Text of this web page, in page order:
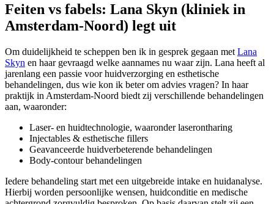
Feiten vs fabels: Lana Skyn (kliniek in
Amsterdam-Noord) legt uit
Om duidelijkheid te scheppen ben ik in gesprek gegaan met Lana
Skyn en haar gevraagd welke aannames nu waar zijn. Lana heeft al
jarenlang een passie voor huidverzorging en esthetische
behandelingen, dus wie kon ik beter om advies vragen? In haar
praktijk in Amsterdam-Noord biedt zij verschillende behandelingen
aan, waaronder:
Laser- en huidtechnologie, waaronder laserontharing
Injectables & esthetische fillers
Geavanceerde huidverbeterende behandelingen
Body-contour behandelingen
Iedere behandeling start met een uitgebreide intake en huidanalyse.
Hierbij worden persoonlijke wensen, huidconditie en medische